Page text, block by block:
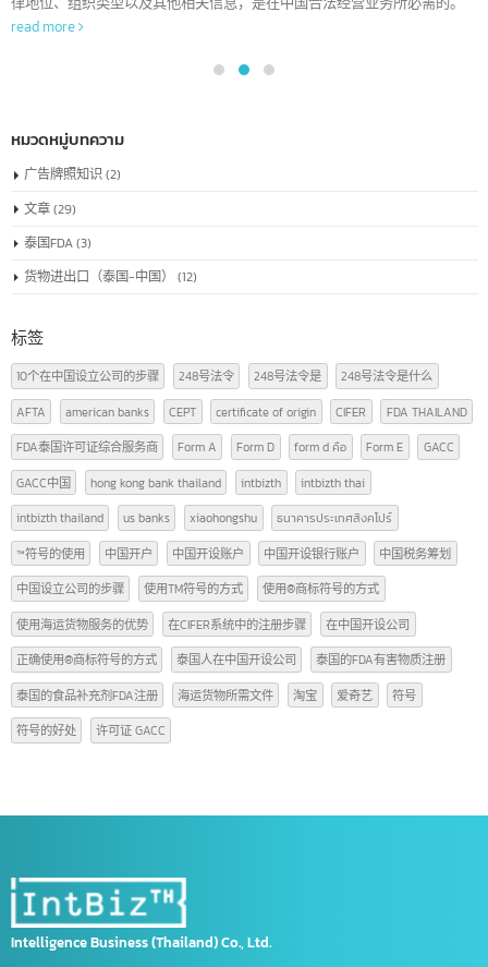
了解中国注册号也被称为”统一社会信用代码”
这就像是每家公司的身份证号码，它是每家公
中国注册号或称为"统一社会信用代码"是为在中国注册的公司颁发的唯一
别号码，用于确认公司在商业和法律活动中的身份。该代码包含了公司
律地位、组织类型以及其他相关信息，是在中国合法经营业务所必需的。
read more
หมวดหมู่บทความ
广告牌照知识(2)
文章(29)
泰国FDA(3)
货物进出口（泰国-中国）(12)
标签
10个在中国设立公司的步骤 248号法令 248号法令是
248号法令是什么
AFTA
american banks CEPT certificate of origin CIFER
FDA
FDA泰国许可证综合服务商
Form A Form D form d คือ Form E
GACC
GACC中国
hong kong bank thailand intbizth
intbizth thai
intbizth thailand
us banks
泰国的食品补充剂FDA注册
符号的好处
许可证 GACC